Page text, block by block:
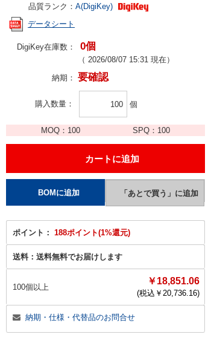
品質ランク： A(DigiKey)
データシート
DigiKey在庫数： 0個
（ 2026/08/07 15:31 現在）
納期： 要確認
購入数量 個
MOQ： 100 SPQ： 100
ポイント： 188ポイント(1%還元)
送料： 送料無料でお届けします
100個以上
￥18,851.06
(税込￥ 20,736.16)
納期・仕様・代替品のお問合せ